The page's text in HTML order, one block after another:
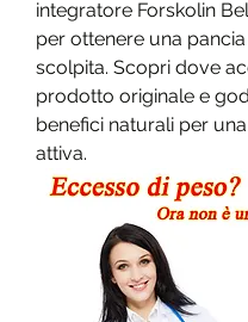
integratore Forskolin
per ottenere una
scolpita. Scopri dove
prodotto originale e
benefici naturali per
attiva.